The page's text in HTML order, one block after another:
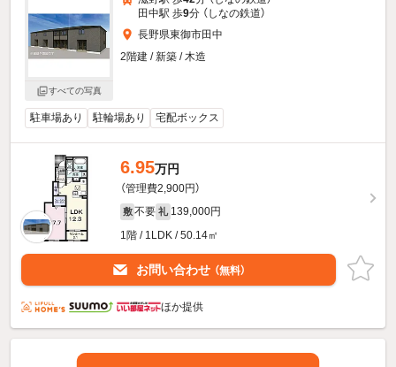
すべての写真
田中駅 歩9分 （しなの鉄道）
長野県東御市田中
2階建 / 新築 / 木造
駐車場あり 駐輪場あり 宅配ボックス
6.95万円
（管理費2,900円）
敷 不要 礼 139,000円
1階 / 1LDK / 50.14㎡
お問い合わせ （無料）
ほか提供